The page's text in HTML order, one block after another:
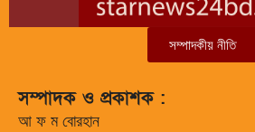
সম্পাদকীয় নীতি
সম্পাদক ও প্রকাশক :
আ ফ ম বোরহান